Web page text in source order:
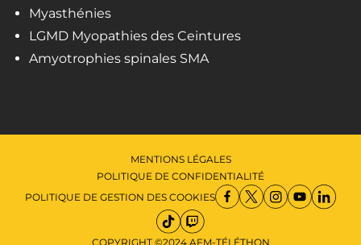
Myasthénies
LGMD Myopathies des Ceintures
Amyotrophies spinales SMA
COPYRIGHT ©2024 AFM-TÉLÉTHON
MENTIONS LÉGALES
POLITIQUE DE CONFIDENTIALITÉ
POLITIQUE DE GESTION DES COOKIES